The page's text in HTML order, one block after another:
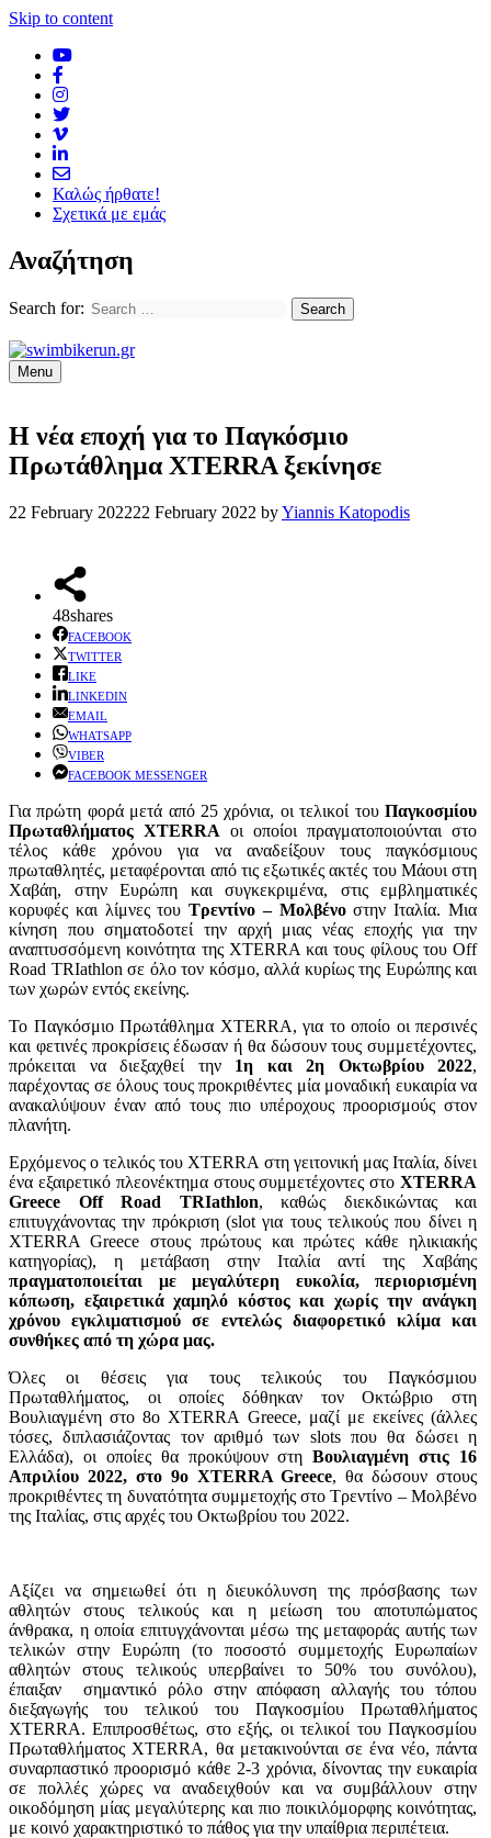
Skip to content
Καλώς ήρθατε!
Σχετικά με εμάς
Αναζήτηση
Search for:
Menu
Η νέα εποχή για το Παγκόσμιο
Πρωτάθλημα XTERRA ξεκίνησε
22 February 202222 February 2022 byYiannis Katopodis
48shares
FACEBOOK
TWITTER
LIKE
LINKEDIN
EMAIL
WHATSAPP
VIBER
FACEBOOK MESSENGER
Για πρώτη φορά μετά από 25 χρόνια, οι τελικοί του Παγκοσμίου
Πρωταθλήματος XTERRA οι οποίοι πραγματοποιούνται στο
τέλος κάθε χρόνου για να αναδείξουν τους παγκόσμιους
πρωταθλητές, μεταφέρονται από τις εξωτικές ακτές του Μάουι στη
Χαβάη, στην Ευρώπη και συγκεκριμένα, στις εμβληματικές
κορυφές και λίμνες τουΤρεντίνο – Μολβένοστην Ιταλία. Μια
κίνηση που σηματοδοτεί την αρχή μιας νέας εποχής για την
αναπτυσσόμενη κοινότητα της XTERRA και τους φίλους του Off
Road TRIathlon σε όλο τον κόσμο, αλλά κυρίως της Ευρώπης και
των χωρών εντός εκείνης.
Το Παγκόσμιο Πρωτάθλημα XTERRA, για το οποίο οι περσινές
και φετινές προκρίσεις έδωσαν ή θα δώσουν τους συμμετέχοντες,
πρόκειται να διεξαχθεί την 1η και 2η Οκτωβρίου 2022,
παρέχοντας σε όλους τους προκριθέντες μία μοναδική ευκαιρία να
ανακαλύψουν έναν από τους πιο υπέροχους προορισμούς στον
πλανήτη.
Ερχόμενος ο τελικός του XTERRA στη γειτονική μας Ιταλία, δίνει
ένα εξαιρετικό πλεονέκτημα στους συμμετέχοντες στο XTERRA
Greece Off Road TRIathlon, καθώς διεκδικώντας και
επιτυγχάνοντας την πρόκριση (slot για τους τελικούς που δίνει η
XTERRA Greece στους πρώτους και πρώτες κάθε ηλικιακής
κατηγορίας), η μετάβαση στην Ιταλία αντί της Χαβάης
πραγματοποιείται με μεγαλύτερη ευκολία, περιορισμένη
κόπωση, εξαιρετικά χαμηλό κόστος και χωρίς την ανάγκη
χρόνου εγκλιματισμού σε εντελώς διαφορετικό κλίμα και
συνθήκες από τη χώρα μας.
Όλες οι θέσεις για τους τελικούς του Παγκόσμιου
Πρωταθλήματος, οι οποίες δόθηκαν τον Οκτώβριο στη
Βουλιαγμένη στο 8o XTERRA Greece, μαζί με εκείνες (άλλες
τόσες, διπλασιάζοντας τον αριθμό των slots που θα δώσει η
Ελλάδα), οι οποίες θα προκύψουν στηΒουλιαγμένη στις 16
Απριλίου 2022, στο 9o XTERRA Greece, θα δώσουν στους
προκριθέντες τη δυνατότητα συμμετοχής στο Τρεντίνο – Μολβένο
της Ιταλίας, στις αρχές του Οκτωβρίου του 2022.
Αξίζει να σημειωθεί ότι η διευκόλυνση της πρόσβασης των
αθλητών στους τελικούς και η μείωση του αποτυπώματος
άνθρακα, η οποία επιτυγχάνονται μέσω της μεταφοράς αυτής των
τελικών στην Ευρώπη (το ποσοστό συμμετοχής Ευρωπαίων
αθλητών στους τελικούς υπερβαίνει το 50% του συνόλου),
έπαιξαν σημαντικό ρόλο στην απόφαση αλλαγής του τόπου
διεξαγωγής του τελικού του Παγκοσμίου Πρωταθλήματος
XTERRA. Επιπροσθέτως, στο εξής, οι τελικοί του Παγκοσμίου
Πρωταθλήματος XTERRA, θα μετακινούνται σε ένα νέο, πάντα
συναρπαστικό προορισμό κάθε 2-3 χρόνια, δίνοντας την ευκαιρία
σε πολλές χώρες να αναδειχθούν και να συμβάλλουν στην
οικοδόμηση μίας μεγαλύτερης και πιο ποικιλόμορφης κοινότητας,
με κοινό χαρακτηριστικό το πάθος για την υπαίθρια περιπέτεια.